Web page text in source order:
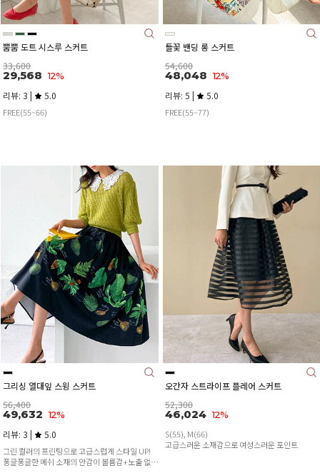
뿜뿜 도트 시스루 스커트
33,600
29,568 12%
리뷰: 3 | 5.0
FREE(55~66)
들꽃 밴딩 롱 스커트
54,600
48,048 12%
리뷰: 5 | 5.0
FREE(55~77)
그리싱 열대잎 스윙 스커트
56,400
49,632 12%
리뷰: 3 | 5.0
그린 컬러의 프린팅으로 고급스럽게 스타일 UP!
퐁글퐁글한 메쉬 소재의 안감이 볼륨감+노출 없이
오간자 스트라이프 플레어 스커트
52,300
46,024 12%
S(55), M(66)
고급스러운 소재감으로 여성스러운 포인트